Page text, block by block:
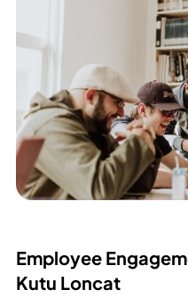
Employee
Kutu Loncat